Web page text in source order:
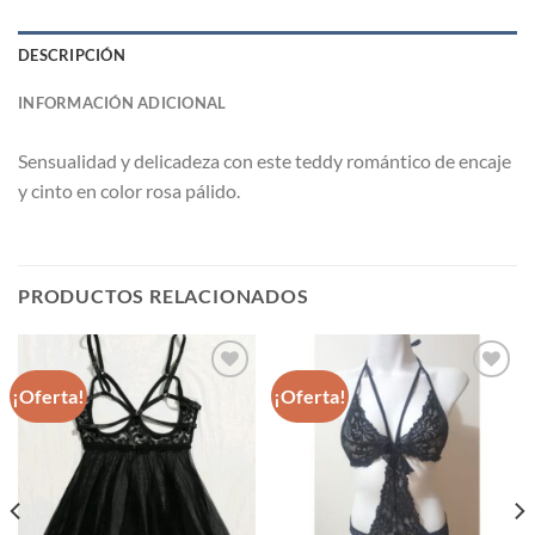
DESCRIPCIÓN
INFORMACIÓN ADICIONAL
Sensualidad y delicadeza con este teddy romántico de encaje
y cinto en color rosa pálido.
PRODUCTOS RELACIONADOS
¡Oferta!
Agregar
favoritos
¡Oferta!
Agregar
favoritos